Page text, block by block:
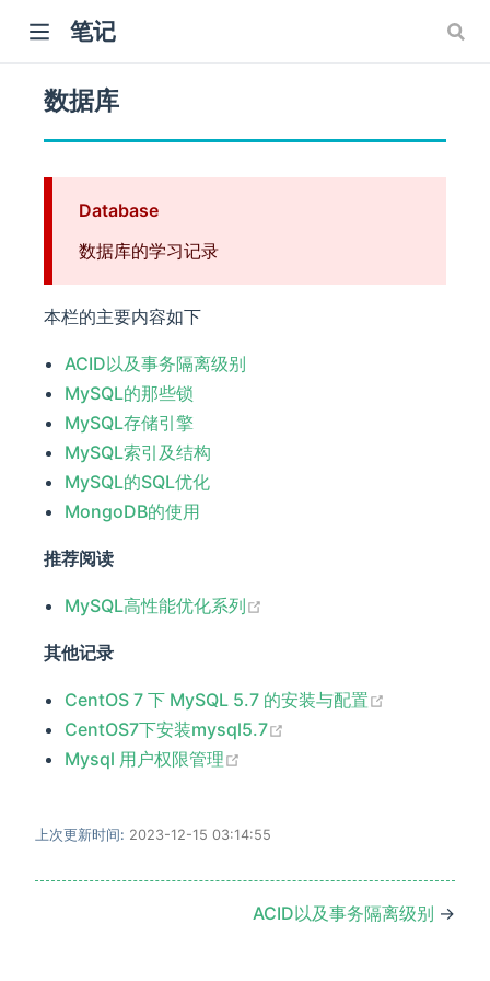
笔记
数据库
Database
数据库的学习记录
本栏的主要内容如下
ACID以及事务隔离级别
MySQL的那些锁
MySQL存储引擎
MySQL索引及结构
MySQL的SQL优化
MongoDB的使用
推荐阅读
MySQL高性能优化系列
其他记录
CentOS 7 下 MySQL 5.7 的安装与配置
CentOS7下安装mysql5.7
Mysql 用户权限管理
上次更新时间: 2023-12-15 03:14:55
ACID以及事务隔离级别 →